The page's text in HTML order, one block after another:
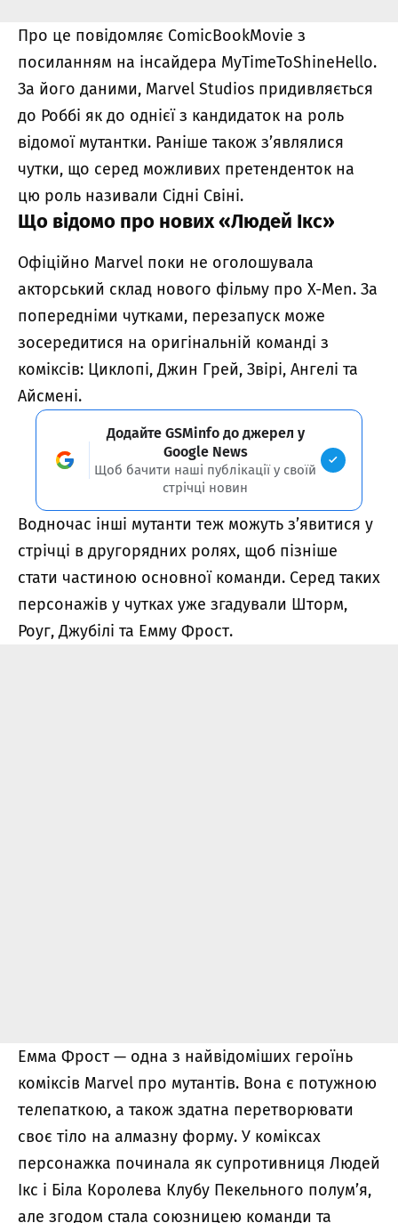
Про це повідомляє ComicBookMovie з
посиланням на інсайдера MyTimeToShineHello.
За його даними, Marvel Studios придивляється
до Роббі як до однієї з кандидаток на роль
відомої мутантки. Раніше також з’являлися
чутки, що серед можливих претенденток на
цю роль називали Сідні Свіні.
Що відомо про нових «Людей Ікс»
Офіційно Marvel поки не оголошувала
акторський склад нового фільму про X-Men. За
попередніми чутками, перезапуск може
зосередитися на оригінальній команді з
коміксів: Циклопі, Джин Грей, Звірі, Ангелі та
Айсмені.
Додайте GSMinfo до джерел у
Google News
Щоб бачити наші публікації у своїй
стрічці новин
Водночас інші мутанти теж можуть з’явитися у
стрічці в другорядних ролях, щоб пізніше
стати частиною основної команди. Серед таких
персонажів у чутках уже згадували Шторм,
Роуг, Джубілі та Емму Фрост.
Емма Фрост — одна з найвідоміших героїнь
коміксів Marvel про мутантів. Вона є потужною
телепаткою, а також здатна перетворювати
своє тіло на алмазну форму. У коміксах
персонажка починала як супротивниця Людей
Ікс і Біла Королева Клубу Пекельного полум’я,
але згодом стала союзницею команди та